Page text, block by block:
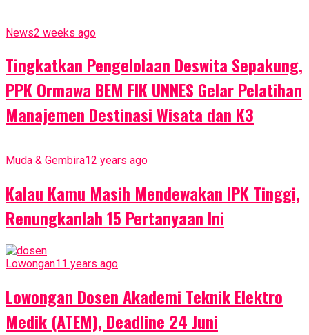
News2 weeks ago
Tingkatkan Pengelolaan Deswita Sepakung,
PPK Ormawa BEM FIK UNNES Gelar Pelatihan
Manajemen Destinasi Wisata dan K3
Muda & Gembira12 years ago
Kalau Kamu Masih Mendewakan IPK Tinggi,
Renungkanlah 15 Pertanyaan Ini
Lowongan11 years ago
Lowongan Dosen Akademi Teknik Elektro
Medik (ATEM), Deadline 24 Juni